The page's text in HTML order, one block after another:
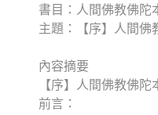
書目：人間佛教佛陀
主題：【序】人間佛
內容摘要
【序】人間佛教佛
前言：